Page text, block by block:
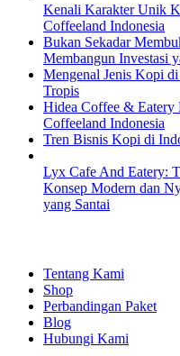
Kenali Karakter Unik
Coffeeland Indonesia
Bukan Sekadar
Membangun Investasi
Mengenal Jenis Kopi
Tropis
Hidea Coffee & Eatery
Coffeeland Indonesia
Tren Bisnis Kopi di
Lyx Cafe And Eatery:
Konsep Modern dan
yang Santai
Tentang Kami
Shop
Perbandingan Paket
Blog
Hubungi Kami